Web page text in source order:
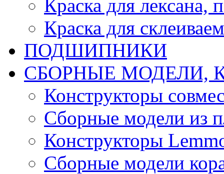
Краска для лексана,
Краска для
ПОДШИПНИКИ
CБОРНЫЕ МОДЕЛИ,
Конструкторы
Сборные модели из
Конструкторы
Сборные модели